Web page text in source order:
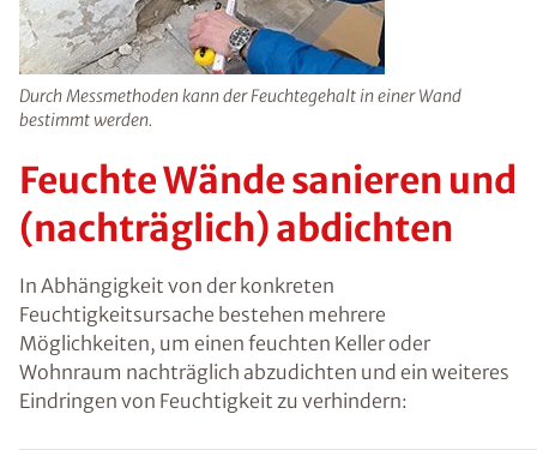
effektiv vor weiteren Feuchtigkeitsschäden zu
schützen.
Feuchtigkeitsmessung in
Unangenehme und muffige Gerüche, eine
relative Raumluftfeuchtigkeit von mehr als 60
Salzablagerungen können darauf hindeuten,
dass der Feuchtigkeitsgehalt im Mauerwerk zu
hoch ist. Zum Bestimmen der Feuchtigkeit in
einer Wand haben sich spezielle
Feuchtemessverfahren bewährt.